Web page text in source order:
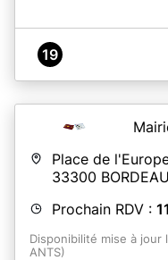
19
Place de
33300
Prochain RDV :
Disponibilité mise à
ANTS)